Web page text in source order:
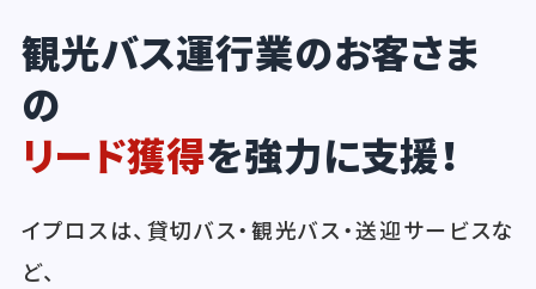
観光バス運行業のお客さま
の
リード獲得を強力に支援！
イプロスは、貸切バス・観光バス・送迎サービスな
ど、